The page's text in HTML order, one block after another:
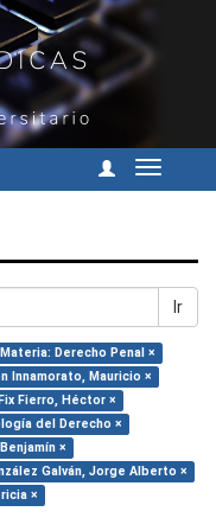
Cambiar
Ir
Materia: Derecho Penal ×
Innamorato, Mauricio ×
Fierro, Héctor ×
del Derecho ×
×
Galván, Jorge Alberto ×
×